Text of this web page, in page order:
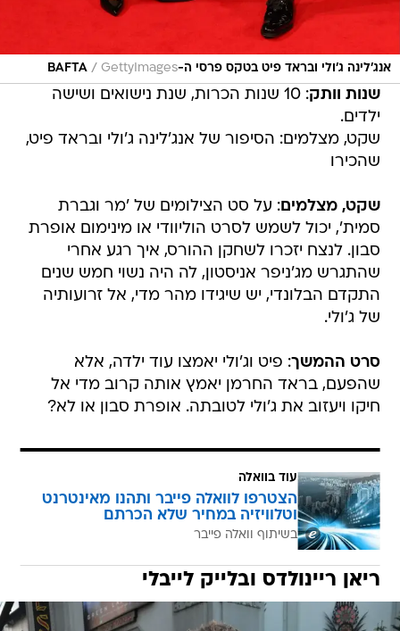
אנג'לינה ג'ולי ובראד פיט בטקס פרסי ה-BAFTA
שנות וותק
: 10 שנות הכרות, שנת נישואים ושישה
ילדים.
שקט, מצלמים: הסיפור של אנג'לינה ג'ולי ובראד פיט,
שהכירו
שקט, מצלמים
סבון. לנצח יזכרו לשחקן ההורס, איך רגע אחרי
שהתגרש מג'ניפר אניסטון, לה היה נשוי חמש שנים 
התקדם הבלונדי, יש שיגידו מהר מדי, אל זרועותיה
של ג'ולי.
סרט ההמשך
חיקו ויעזוב את ג'ולי לטובתה. אופרת סבון או לא?
הצטרפו לוואלה פייבר ותהנו מאינטרנט
וטלוויזיה במחיר שלא הכרתם
בשיתוף וואלה פייבר
ריאן ריינולדס ובלייק לייבלי